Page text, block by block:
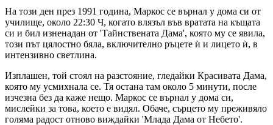
На този ден през 1991 година, Маркос се върнал у дома си от
училище, около 22:30 Ч, когато влязъл във вратата на къщата
си и бил изненадан от 'Тайнствената Дама', която му се явила,
този път цялостно бяла, включително ръцете ѝ и лицето ѝ, в
интензивно светлина.
Изплашен, той стоял на разстояние, гледайки Красивата Дама,
която му усмихнала се. Тя остана там около 5 минути, после
изчезна без да каже нещо. Маркос се върнал у дома си,
мислейки за това, което е видял. Обаче, сърцето му преживяло
голяма радост отново виждайки 'Млада Дама от Небето'.